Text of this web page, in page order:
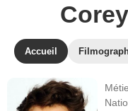
Accueil